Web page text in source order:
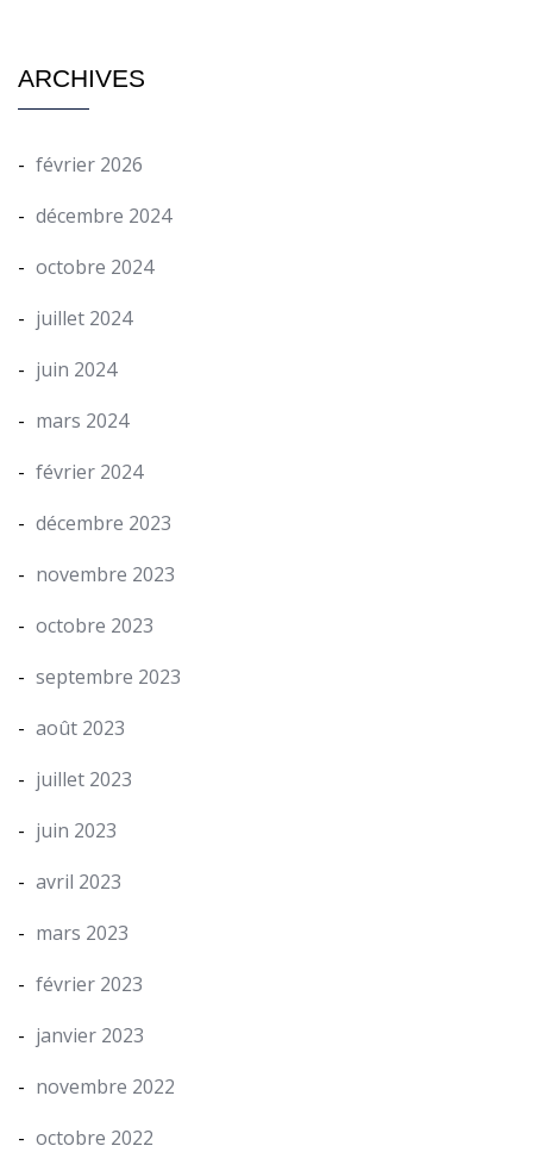
ARCHIVES
février 2026
décembre 2024
octobre 2024
juillet 2024
juin 2024
mars 2024
février 2024
décembre 2023
novembre 2023
octobre 2023
septembre 2023
août 2023
juillet 2023
juin 2023
avril 2023
mars 2023
février 2023
janvier 2023
novembre 2022
octobre 2022